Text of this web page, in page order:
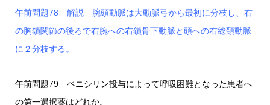
午前問題78 解説 腕頭動脈は大動脈弓から最初に分枝し、右
の胸鎖関節の後ろで右腕への右鎖骨下動脈と頭への右総頚動脈
に２分枝する。
午前問題79 ペニシリン投与によって呼吸困難となった患者へ
の第一選択薬はどれか。